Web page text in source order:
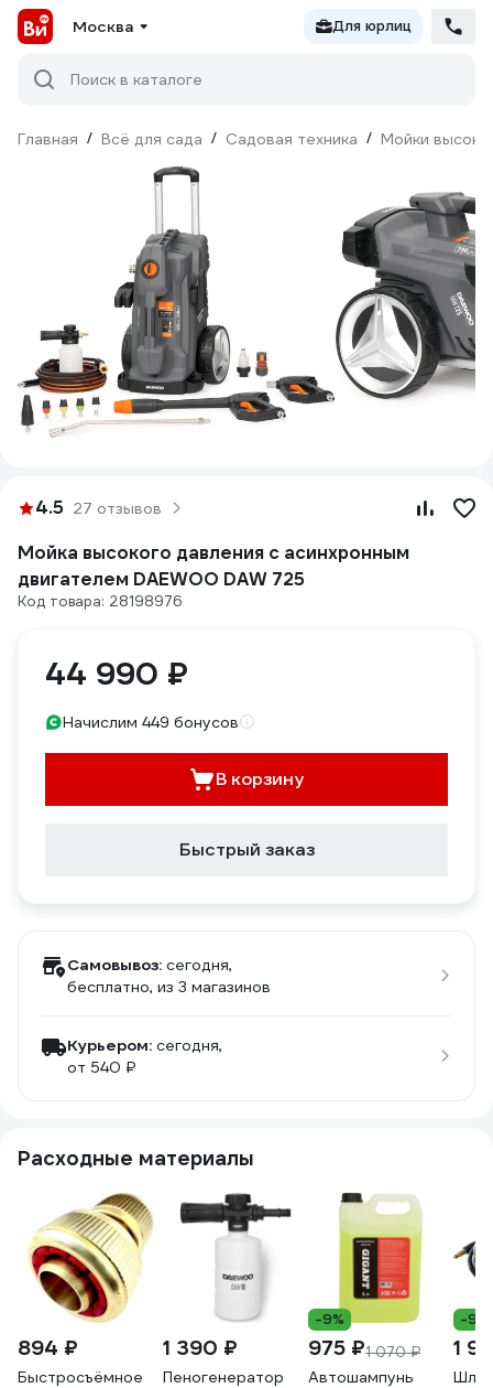
Москва Для юрлиц
Поиск в каталоге
Главная / Всё для сада / Садовая техника / Мойки
4.5 27 отзывов
Мойка высокого давления с асинхронным
двигателем DAEWOO DAW 725
Код товара: 28198976
44 990 ₽
Начислим 449 бонусов
В корзину
Быстрый заказ
Самовывоз: сегодня,
бесплатно, из 3 магазинов
Курьером: сегодня,
от 540 ₽
Расходные материалы
894 ₽
Быстросъёмное
1 390 ₽
Пеногенератор
-9%
975 ₽1 070 ₽
Автошампунь
-9%
1